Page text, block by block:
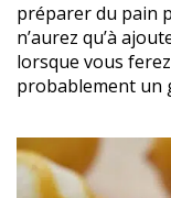
préparer du pain
n’aurez qu’à
lorsque vous
probablement un